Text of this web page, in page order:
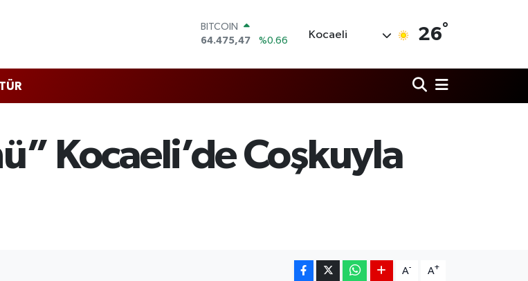
DOLAR
47,5971
%0.05
55,1336
%0.18
BİST100
13.703
%0
BITCOIN
Kocaeli 26°
Kocaeli’de Coşkuyla
A- A+